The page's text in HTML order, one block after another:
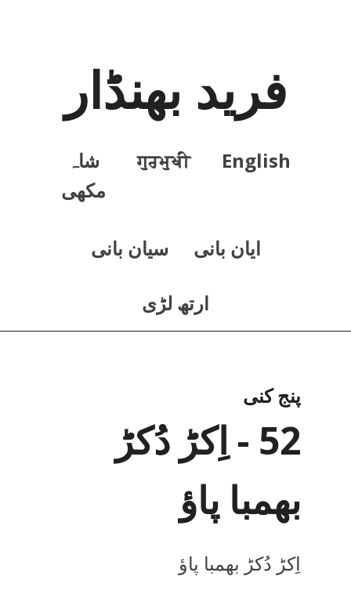
فرید بھنڈار
English
ਗੁਰਮੁਖੀ
شاہ
مکھی
ايان بانی سيان بانی
ارتھ لڑی
پنج کنی
52 - اِکڑ دُکڑ
بھمبا پاؤ
اِکڑ دُکڑ بھمبا پاؤ